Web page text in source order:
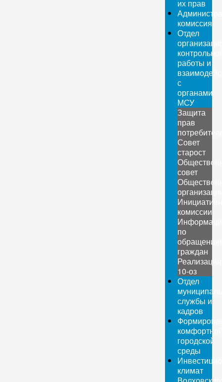
их прав
комиссия
Отдел
работы и
с
органами
МСУ
Защита
прав
Совет
старост
совет
комиссии
по
граждан
Реализация
10-оз
Отдел
службы и
кадров
городской
среды
климат